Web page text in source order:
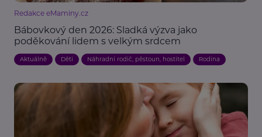
Redakce eMaminy.cz
Bábovkový den 2026: Sladká výzva jako
poděkování lidem s velkým srdcem
Aktuálně Děti Náhradní rodič, pěstoun, hostitel Rodina